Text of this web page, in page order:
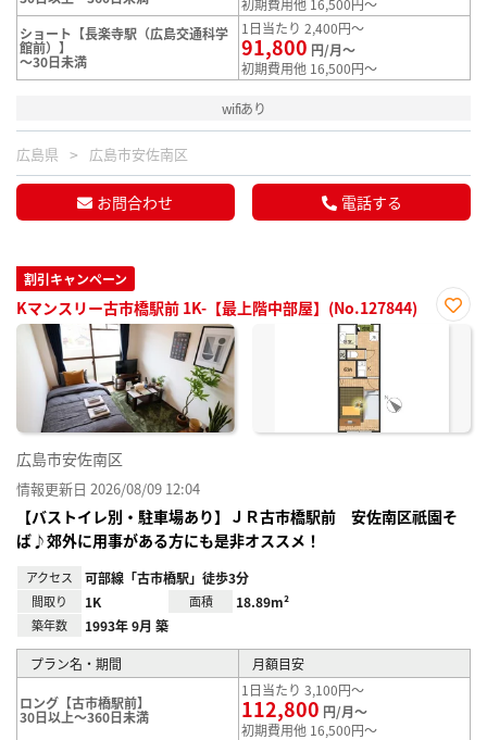
ショート【長楽寺駅（広島交通科学
館前）】
～30日未満
1日当たり 2,400円～
91,800 円/月～
初期費用他 16,500円～
wifiあり
広島県 広島市安佐南区
お問合わせ 電話する
割引キャンペーン
Kマンスリー古市橋駅前 1K-【最上階中部屋】(No.127844)
お気
広島市安佐南区
情報更新日 2026/08/09 12:04
【バストイレ別・駐車場あり】ＪＲ古市橋駅前 安佐南区祇園そ
ば♪郊外に用事がある方にも是非オススメ！
アクセス 可部線「古市橋駅」徒歩3分
間取り 1K 面積 18.89m²
築年数 1993年 9月 築
プラン名・期間 月額目安
ロング【古市橋駅前】
30日以上～360日未満
1日当たり 3,100円～
112,800 円/月～
初期費用他 16,500円～